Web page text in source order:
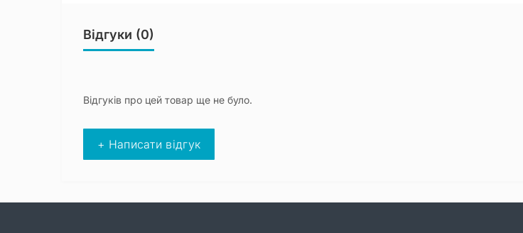
Відгуки (0)
Відгуків про цей товар ще не було.
+ Написати відгук